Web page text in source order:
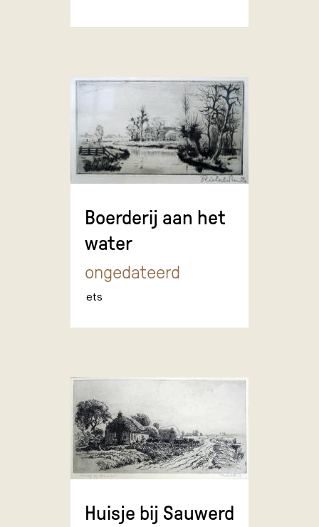
Boerderij aan het
water
ongedateerd
ets
Huisje bij Sauwerd